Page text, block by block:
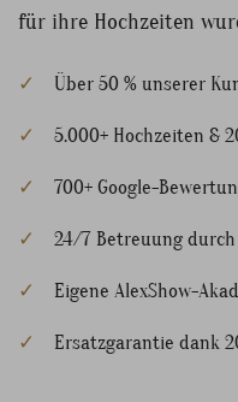
für ihre Hochzeiten
Über 50 % unserer
5.000+ Hochzeiten &
700+ Google-
24/7 Betreuung durch
Eigene AlexShow-
Ersatzgarantie dank